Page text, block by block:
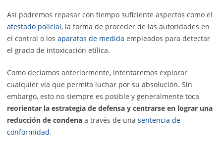
Así podremos repasar con tiempo suficiente aspectos como el
atestado policial, la forma de proceder de las autoridades en
el control o los aparatos de medida empleados para detectar
el grado de intoxicación etílica.
Como decíamos anteriormente, intentaremos explorar
cualquier vía que permita luchar por su absolución. Sin
embargo, esto no siempre es posible y generalmente toca
reorientar la estrategia de defensa y centrarse en lograr una
reducción de condena a través de una sentencia de
conformidad.